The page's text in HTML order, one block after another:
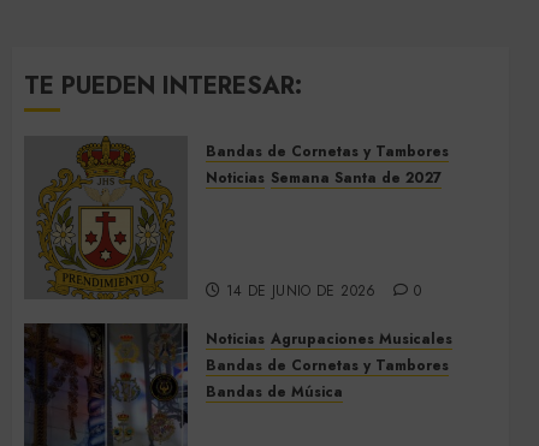
TE PUEDEN INTERESAR:
Bandas de Cornetas y Tambores
Noticias Semana Santa de 2027
14 DE JUNIO DE 2026 0
Noticias Agrupaciones Musicales
Bandas de Cornetas y Tambores
Bandas de Música